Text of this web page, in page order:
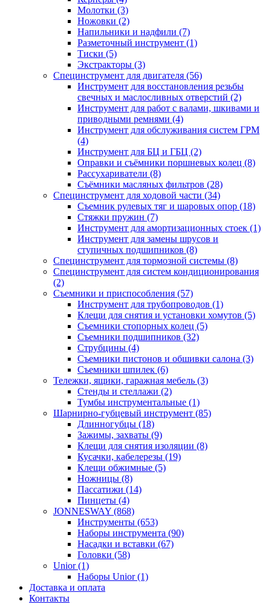
Молотки (3)
Ножовки (2)
Напильники и надфили (7)
Разметочный инструмент (1)
Тиски (5)
Экстракторы (3)
Специнструмент для двигателя (56)
Инструмент для восстановления резьбы
свечных и маслосливных отверстий (2)
Инструмент для работ с валами, шкивами и
приводными ремнями (4)
Инструмент для обслуживания систем ГРМ
(4)
Инструмент для БЦ и ГБЦ (2)
Оправки и съёмники поршневых колец (8)
Рассухариватели (8)
Съёмники масляных фильтров (28)
Специнструмент для ходовой части (34)
Съемник рулевых тяг и шаровых опор (18)
Стяжки пружин (7)
Инструмент для амортизационных стоек (1)
Инструмент для замены шрусов и
ступичных подшипников (8)
Специнструмент для тормозной системы (8)
Специнструмент для систем кондиционирования
(2)
Съемники и приспособления (57)
Инструмент для трубопроводов (1)
Клещи для снятия и установки хомутов (5)
Съемники стопорных колец (5)
Съемники подшипников (32)
Струбцины (4)
Съемники пистонов и обшивки салона (3)
Съемники шпилек (6)
Тележки, ящики, гаражная мебель (3)
Cтенды и стеллажи (2)
Тумбы инструментальные (1)
Шарнирно-губцевый инструмент (85)
Длинногубцы (18)
Зажимы, захваты (9)
Клещи для снятия изоляции (8)
Кусачки, кабелерезы (19)
Клещи обжимные (5)
Ножницы (8)
Пассатижи (14)
Пинцеты (4)
JONNESWAY (868)
Инструменты (653)
Наборы инструмента (90)
Насадки и вставки (67)
Головки (58)
Unior (1)
Наборы Unior (1)
Доставка и оплата
Контакты